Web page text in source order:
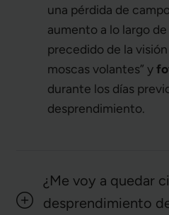
una pérdida de
aumento a lo largo
precedido de la
moscas volantes” y
durante los días
desprendimiento.
¿Me voy a quedar
desprendimiento